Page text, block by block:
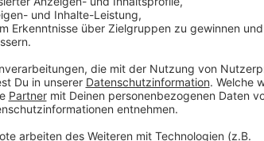
Anzeige
Als die Einsatzkräfte eintrafen, wartete der
Schwein. Die Feuerwehr konnte das
Danach organisierte der 35-jährige Halter aus
Schwein mit. Er bekam eine Anzeige wegen